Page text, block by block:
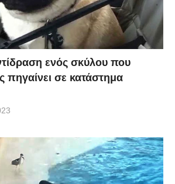
ενός σκύλου που
σε κατάστημα